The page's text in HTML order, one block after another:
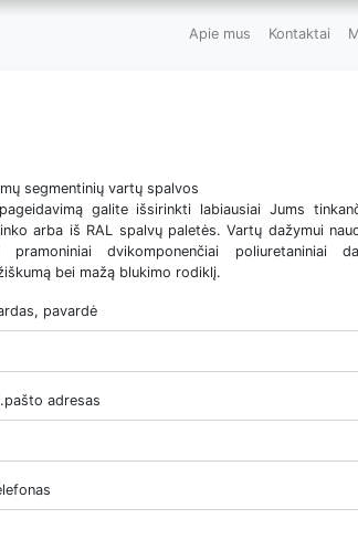
Apie mus Kontaktai
segmentinių vartų spalvos
galite išsirinkti labiausiai Jums
arba iš RAL spalvų paletės. Vartų dažymui
pramoniniai dvikomponenčiai poliuretaniniai
bei mažą blukimo rodiklį.
pavardė
adresas